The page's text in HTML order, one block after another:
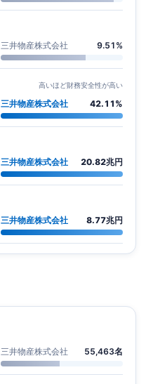
三井物産株式会社 9.51%
高いほど財務安全性が高い
三井物産株式会社 42.11%
三井物産株式会社 20.82兆円
三井物産株式会社 8.77兆円
三井物産株式会社 55,463名